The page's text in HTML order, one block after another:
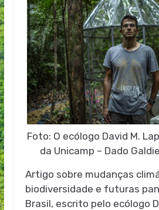
Foto: O ecólogo David M.
da Unicamp – Dado
Artigo sobre mudanças
biodiversidade e futuras
Brasil, escrito pelo ecólogo